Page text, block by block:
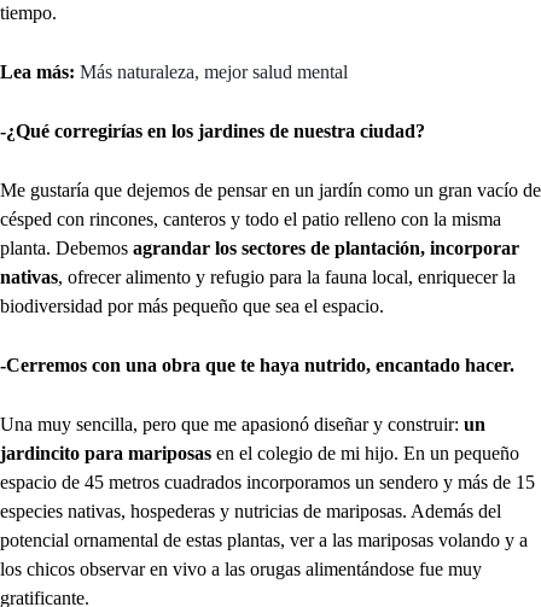
tiempo.
Lea más: Más naturaleza, mejor salud mental
-¿Qué corregirías en los jardines de nuestra ciudad?
Me gustaría que dejemos de pensar en un jardín como un gran vacío de
césped con rincones, canteros y todo el patio relleno con la misma
planta. Debemos agrandar los sectores de plantación, incorporar
nativas, ofrecer alimento y refugio para la fauna local, enriquecer la
biodiversidad por más pequeño que sea el espacio.
-Cerremos con una obra que te haya nutrido, encantado hacer.
Una muy sencilla, pero que me apasionó diseñar y construir: un
jardincito para mariposas en el colegio de mi hijo. En un pequeño
espacio de 45 metros cuadrados incorporamos un sendero y más de 15
especies nativas, hospederas y nutricias de mariposas. Además del
potencial ornamental de estas plantas, ver a las mariposas volando y a
los chicos observar en vivo a las orugas alimentándose fue muy
gratificante.